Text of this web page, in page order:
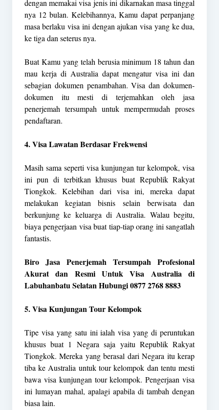
dengan memakai visa jenis ini dikarnakan masa tinggal
nya 12 bulan. Kelebihannya, Kamu dapat perpanjang
masa berlaku visa ini dengan ajukan visa yang ke dua,
ke tiga dan seterus nya.
Buat Kamu yang telah berusia minimum 18 tahun dan
mau kerja di Australia dapat mengatur visa ini dan
sebagian dokumen penambahan. Visa dan dokumen-
dokumen itu mesti di terjemahkan oleh jasa
penerjemah tersumpah untuk mempermudah proses
pendaftaran.
4. Visa Lawatan Berdasar Frekwensi
Masih sama seperti visa kunjungan tur kelompok, visa
ini pun di terbitkan khusus buat Republik Rakyat
Tiongkok. Kelebihan dari visa ini, mereka dapat
melakukan kegiatan bisnis selain berwisata dan
berkunjung ke keluarga di Australia. Walau begitu,
biaya pengerjaan visa buat tiap-tiap orang ini sangatlah
fantastis.
Biro Jasa Penerjemah Tersumpah Profesional
Akurat dan Resmi Untuk Visa Australia di
Labuhanbatu Selatan Hubungi 0877 2768 8883
5. Visa Kunjungan Tour Kelompok
Tipe visa yang satu ini ialah visa yang di peruntukan
khusus buat 1 Negara saja yaitu Republik Rakyat
Tiongkok. Mereka yang berasal dari Negara itu kerap
tiba ke Australia untuk tour kelompok dan tentu mesti
bawa visa kunjungan tour kelompok. Pengerjaan visa
ini lumayan mahal, apalagi apabila di tambah dengan
biasa lain.